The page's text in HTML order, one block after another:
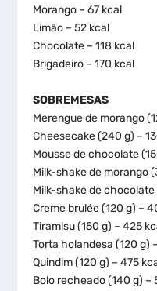
Morango – 67 kcal
Limão – 52 kcal
Chocolate – 118 kcal
Brigadeiro – 170 kcal
SOBREMESAS
Merengue de morango
Cheesecake (240 g) –
Mousse de chocolate
Milk-shake de morango
Milk-shake de
Creme brulée (120 g) –
Tiramisu (150 g) – 425
Torta holandesa (120 g)
Quindim (120 g) – 475
Bolo recheado (140 g) –